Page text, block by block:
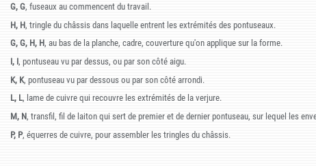
G, G, fuseaux au commencent du travail.
H, H, tringle du châssis dans laquelle entrent les extrémités des pontuseaux.
G, G, H, H, au bas de la planche, cadre, couverture qu'on applique sur la forme.
I, I, pontuseau vu par dessus, ou par son côté aigu.
K, K, pontuseau vu par dessous ou par son côté arrondi.
L, L, lame de cuivre qui recouvre les extrémités de la verjure.
M, N, transfil, fil de laiton qui sert de premier et de dernier pontuseau, sur lequel les
P, P, équerres de cuivre, pour assembler les tringles du châssis.